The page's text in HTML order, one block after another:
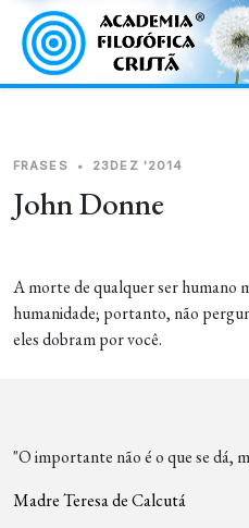
FRASES • 23DEZ '2014
John Donne
A morte de qualquer ser humano
humanidade; portanto, não
eles dobram por você.
"O importante não é o que se dá,
Madre Teresa de Calcutá